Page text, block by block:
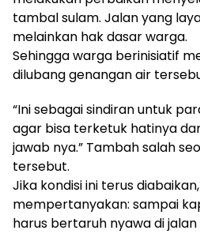
tambal sulam. Jalan yang
melainkan hak dasar warga.
Sehingga warga berinisiatif
dilubang genangan air
“Ini sebagai sindiran untuk
agar bisa terketuk hatinya
jawab nya.” Tambah salah
tersebut.
Jika kondisi ini terus
mempertanyakan: sampai
harus bertaruh nyawa di jalan